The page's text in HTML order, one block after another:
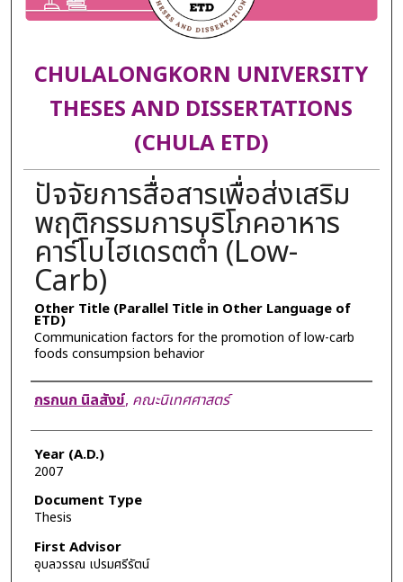
CHULALONGKORN UNIVERSITY
THESES AND DISSERTATIONS
(CHULA ETD)
ปัจจัยการสื่อสารเพื่อส่งเสริม
พฤติกรรมการบริโภคอาหาร
คาร์โบไฮเดรตต่ำ (Low-
Carb)
Other Title (Parallel Title in Other Language of
ETD)
Communication factors for the promotion of low-carb
foods consumpsion behavior
Author
กรกนก นิลสังข์, คณะนิเทศศาสตร์
Year (A.D.)
2007
Document Type
Thesis
First Advisor
อุบลวรรณ เปรมศรีรัตน์